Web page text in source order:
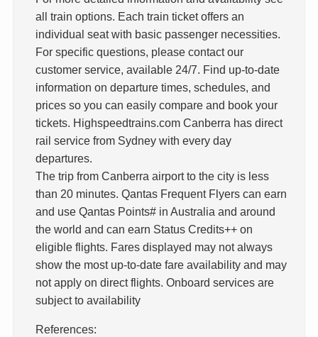
all train options. Each train ticket offers an
individual seat with basic passenger necessities.
For specific questions, please contact our
customer service, available 24/7. Find up-to-date
information on departure times, schedules, and
prices so you can easily compare and book your
tickets. Highspeedtrains.com Canberra has direct
rail service from Sydney with every day
departures.
The trip from Canberra airport to the city is less
than 20 minutes. Qantas Frequent Flyers can earn
and use Qantas Points# in Australia and around
the world and can earn Status Credits++ on
eligible flights. Fares displayed may not always
show the most up-to-date fare availability and may
not apply on direct flights. Onboard services are
subject to availability
References: